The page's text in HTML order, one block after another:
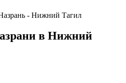
- Нижний Тагил
в Нижний